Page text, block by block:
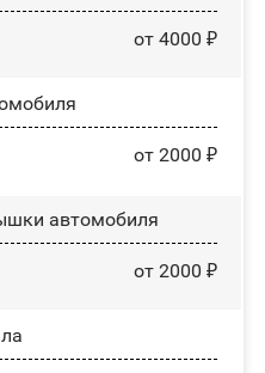
от 4000 ₽
от 2000 ₽
автомобиля
от 2000 ₽